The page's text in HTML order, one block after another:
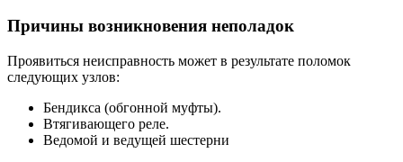
Причины возникновения неполадок
Проявиться неисправность может в результате поломок
следующих узлов:
Бендикса (обгонной муфты).
Втягивающего реле.
Ведомой и ведущей шестерни